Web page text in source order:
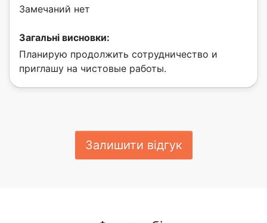
Замечаний нет
Загальні висновки:
Планирую продолжить сотрудничество и
приглашу на чистовые работы.
Залишити відгук